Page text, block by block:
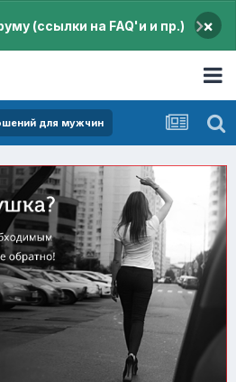
(ссылки на FAQ'и и пр.) ×
для мужчин